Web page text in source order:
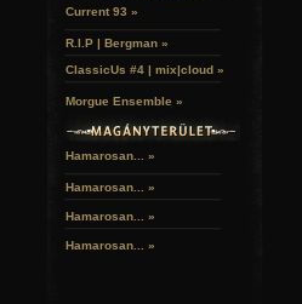
Current 93 »
R.I.P | Bergman »
ClassicUs #4 | mix|cloud »
Morgue Ensemble »
Hamarosan... »
Hamarosan... »
Hamarosan... »
Hamarosan... »